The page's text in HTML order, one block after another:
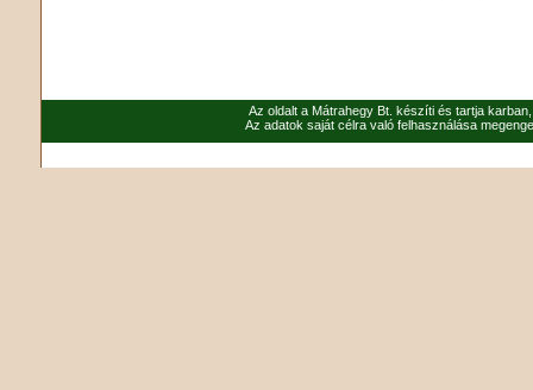
Az oldalt a Mátrahegy Bt. készíti és tartja
Az adatok saját célra való felhasználása